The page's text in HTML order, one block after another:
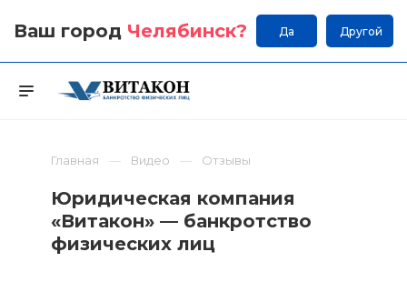
Ваш город Челябинск? Да Другой
Главная Видео Отзывы
Юридическая компания
«Витакон» — банкротство
физических лиц